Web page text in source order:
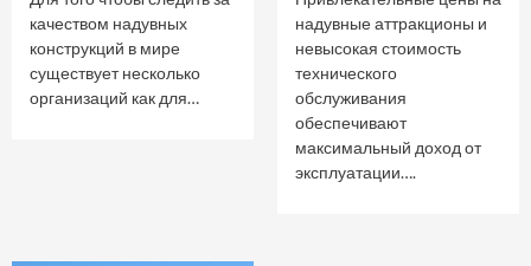
качеством надувных
конструкций в мире
существует несколько
организаций как для…
надувные аттракционы и
невысокая стоимость
технического
обслуживания
обеспечивают
максимальный доход от
эксплуатации….